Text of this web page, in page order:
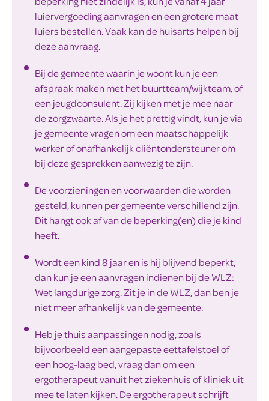
luiervergoeding aanvragen en een grotere maat
luiers bestellen. Vaak kan de huisarts helpen bij
deze aanvraag.
Bij de gemeente waarin je woont kun je een
afspraak maken met het buurtteam/wijkteam, of
een jeugdconsulent. Zij kijken met je mee naar
de zorgzwaarte. Als je het prettig vindt, kun je via
je gemeente vragen om een maatschappelijk
werker of onafhankelijk cliëntondersteuner om
bij deze gesprekken aanwezig te zijn.
De voorzieningen en voorwaarden die worden
gesteld, kunnen per gemeente verschillend zijn.
Dit hangt ook af van de beperking(en) die je kind
heeft.
Wordt een kind 8 jaar en is hij blijvend beperkt,
dan kun je een aanvragen indienen bij de WLZ:
Wet langdurige zorg. Zit je in de WLZ, dan ben je
niet meer afhankelijk van de gemeente.
Heb je thuis aanpassingen nodig, zoals
bijvoorbeeld een aangepaste eettafelstoel of
een hoog-laag bed, vraag dan om een
ergotherapeut vanuit het ziekenhuis of kliniek uit
mee te laten kijken. De ergotherapeut schrijft